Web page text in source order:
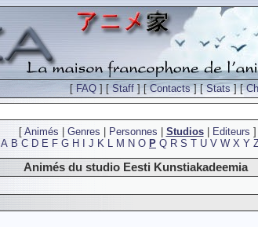
[FAQ ] [Staff ] [Contacts] [Stats] [
[ Animés Genres Personnes Studios| Editeurs ]
A B C D E F G H J K L M N O P Q R S T U V W X Y
Animés du studio Eesti Kunstiakadeemia